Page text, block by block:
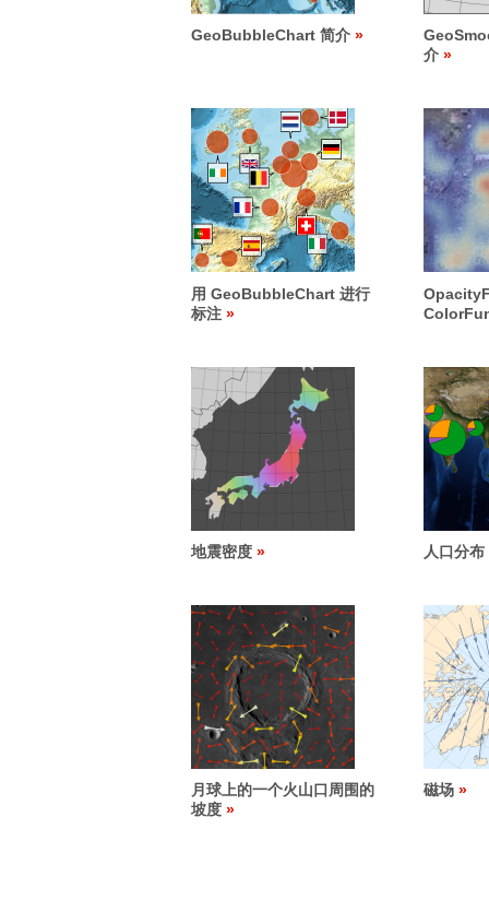
GeoBubbleChart 简介
介
用 GeoBubbleChart 进行
标注
地震密度 人口分布
月球上的一个火山口周围的
坡度
磁场